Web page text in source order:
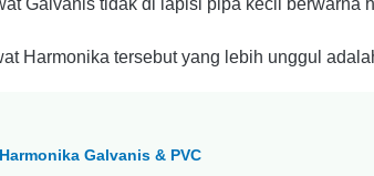
Galvanis tidak di lapisi pipa kecil berwarna
Harmonika tersebut yang lebih unggul
Galvanis & PVC